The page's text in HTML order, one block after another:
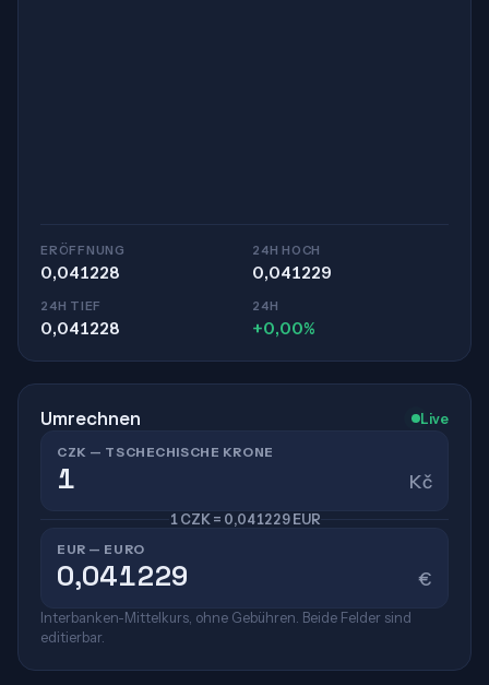
ERÖFFNUNG
0,041228
24H HOCH
0,041229
24H TIEF
0,041228
24H
+0,00%
Umrechnen Live
CZK — TSCHECHISCHE KRONE
Kč
1 CZK = 0,041229 EUR
EUR — EURO
€
Interbanken-Mittelkurs, ohne Gebühren. Beide Felder sind
editierbar.